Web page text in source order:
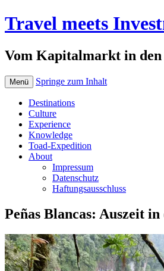
Travel meets
Vom Kapitalmarkt in den
Menü Springe zum Inhalt
Destinations
Culture
Experience
Knowledge
Toad-Expedition
About
Impressum
Datenschutz
Haftungsausschluss
Peñas Blancas: Auszeit in